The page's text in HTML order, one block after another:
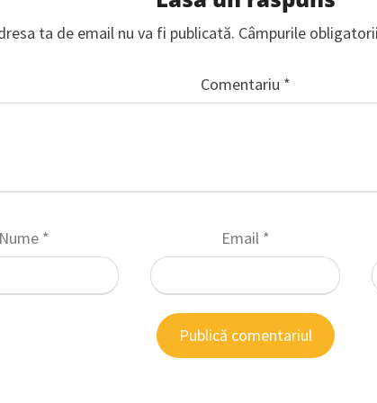
ta de email nu va fi publicată. Câmpurile
Comentariu *
* Email *